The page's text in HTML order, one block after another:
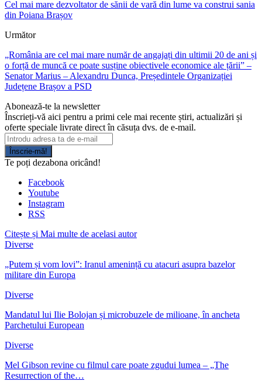
Cel mai mare dezvoltator de sănii de vară din lume va construi sania
din Poiana Brașov
Următor
„România are cel mai mare număr de angajați din ultimii 20 de ani și
o forță de muncă ce poate susține obiectivele economice ale țării” –
Senator Marius – Alexandru Dunca, Președintele Organizației
Județene Brașov a PSD
Abonează-te la newsletter
Înscrieți-vă aici pentru a primi cele mai recente știri, actualizări și
oferte speciale livrate direct în căsuța dvs. de e-mail.
Înscrie-mă!
Te poți dezabona oricând!
Facebook
Youtube
Instagram
RSS
Citește și Mai multe de acelasi autor
Diverse
„Putem și vom lovi”: Iranul amenință cu atacuri asupra bazelor
militare din Europa
Diverse
Mandatul lui Ilie Bolojan și microbuzele de milioane, în ancheta
Parchetului European
Diverse
Mel Gibson revine cu filmul care poate zgudui lumea – „The
Resurrection of the…